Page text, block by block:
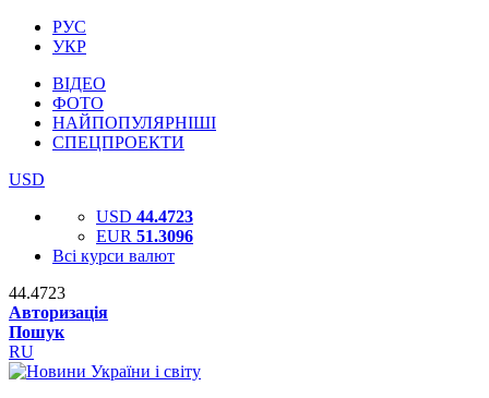
РУС
УКР
ВІДЕО
ФОТО
НАЙПОПУЛЯРНІШІ
СПЕЦПРОЕКТИ
USD
USD 44.4723
EUR 51.3096
Всі курси валют
44.4723
Авторизація
Пошук
RU